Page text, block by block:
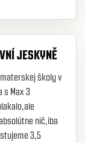
JESKYNĚ
školy v
s Max 3
nič,iba
3,5